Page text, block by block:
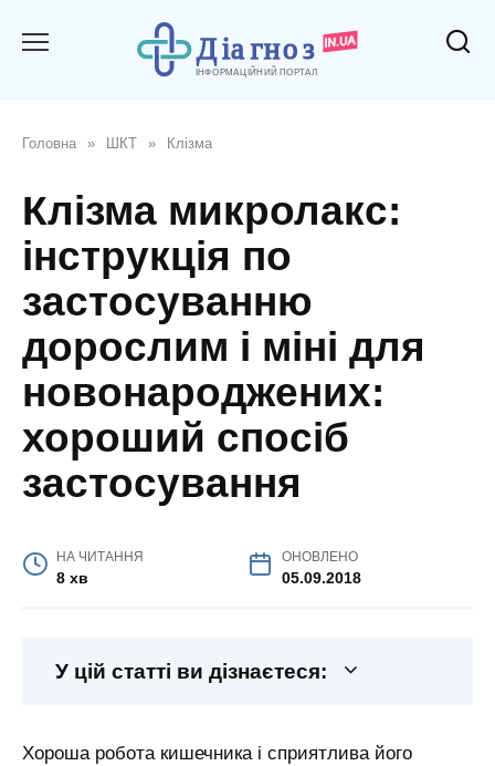
Головна » ШКТ » Клізма
Клізма микролакс:
інструкція по
застосуванню
дорослим і міні для
новонароджених:
хороший спосіб
застосування
НА ЧИТАННЯ
8 хв
ОНОВЛЕНО
05.09.2018
У цій статті ви дізнаєтеся:
Хороша робота кишечника і сприятлива його